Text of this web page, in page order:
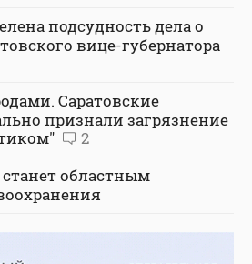
подсудность дела о
вице-губернатора
Саратовские
признали загрязнение
2
областным